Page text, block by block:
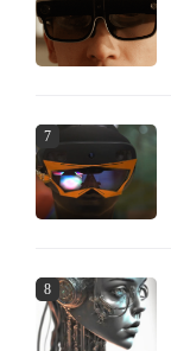
7
8